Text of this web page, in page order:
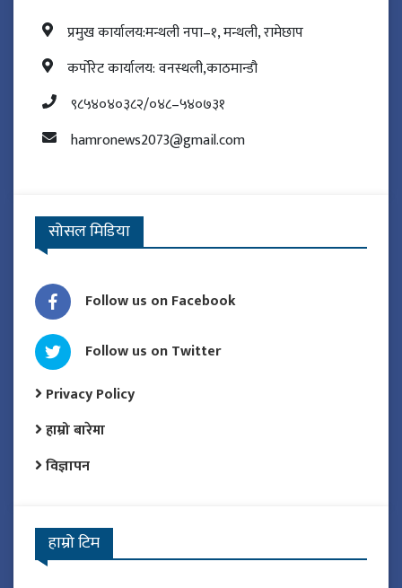
प्रमुख कार्यालय:मन्थली नपा–१, मन्थली, रामेछाप
कर्पोरेट कार्यालय: वनस्थली,काठमान्डौ
९८५४०४०३८२/०४८–५४०७३१
hamronews2073@gmail.com
सोसल मिडिया
Follow us on Facebook
Follow us on Twitter
Privacy Policy
हाम्रो बारेमा
विज्ञापन
हाम्रो टिम